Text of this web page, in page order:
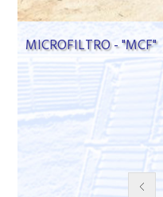
MICROFILTRO - "MCF"